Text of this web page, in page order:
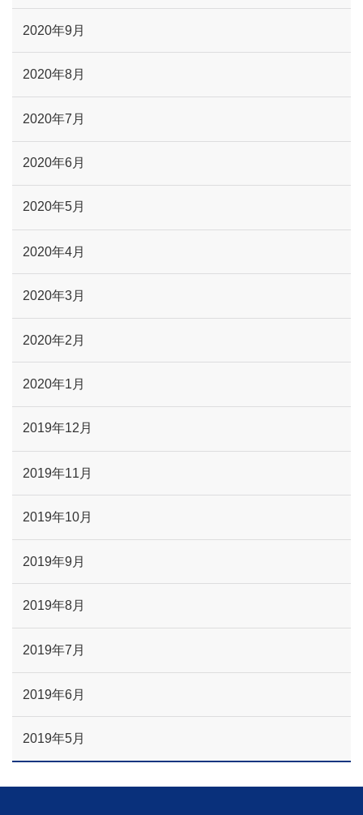
2020年9月
2020年8月
2020年7月
2020年6月
2020年5月
2020年4月
2020年3月
2020年2月
2020年1月
2019年12月
2019年11月
2019年10月
2019年9月
2019年8月
2019年7月
2019年6月
2019年5月